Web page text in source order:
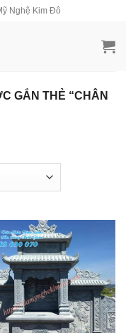
Nghệ Kim Đô
GẮN THẺ “CHÂN